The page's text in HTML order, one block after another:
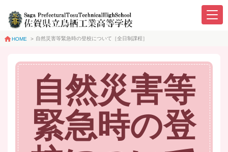
HOME > 自然災害等緊急時の登校について［全日制課程］
自然災害等
緊急時の登